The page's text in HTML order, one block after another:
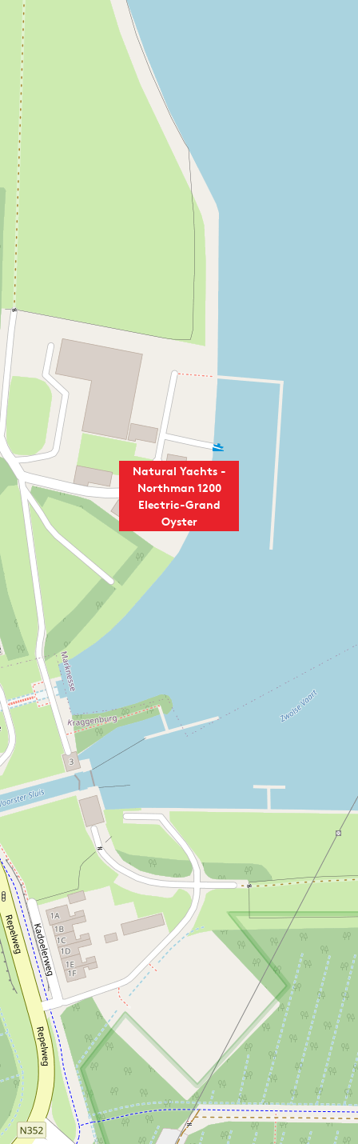
Natural Yachts -
Northman 1200
Electric-Grand
Oyster